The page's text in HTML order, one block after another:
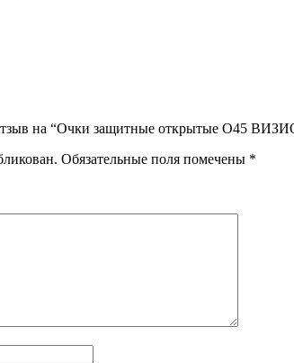
на “Очки защитные открытые О45
Обязательные поля помечены *